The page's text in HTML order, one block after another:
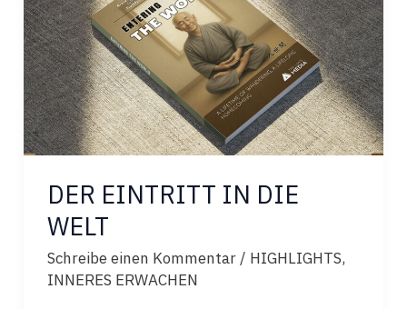
DER EINTRITT IN DIE
WELT
Schreibe einen Kommentar / HIGHLIGHTS,
INNERES ERWACHEN